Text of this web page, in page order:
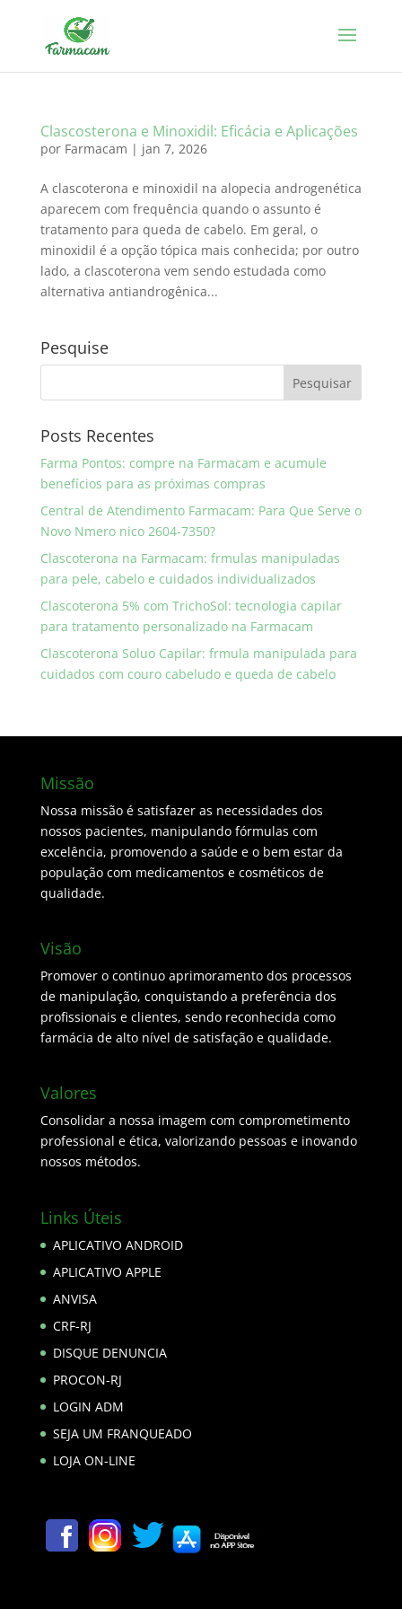
Clascosterona e Minoxidil: Eficácia e Aplicações
por Farmacam | jan 7, 2026
A clascoterona e minoxidil na alopecia androgenética
aparecem com frequência quando o assunto é
tratamento para queda de cabelo. Em geral, o
minoxidil é a opção tópica mais conhecida; por outro
lado, a clascoterona vem sendo estudada como
alternativa antiandrogênica...
Pesquise
Posts Recentes
Farma Pontos: compre na Farmacam e acumule
benefícios para as próximas compras
Central de Atendimento Farmacam: Para Que Serve o
Novo Nmero nico 2604-7350?
Clascoterona na Farmacam: frmulas manipuladas
para pele, cabelo e cuidados individualizados
Clascoterona 5% com TrichoSol: tecnologia capilar
para tratamento personalizado na Farmacam
Clascoterona Soluo Capilar: frmula manipulada para
cuidados com couro cabeludo e queda de cabelo
Missão
Nossa missão é satisfazer as necessidades dos
nossos pacientes, manipulando fórmulas com
excelência, promovendo a saúde e o bem estar da
população com medicamentos e cosméticos de
qualidade.
Visão
Promover o continuo aprimoramento dos processos
de manipulação, conquistando a preferência dos
profissionais e clientes, sendo reconhecida como
farmácia de alto nível de satisfação e qualidade.
Valores
Consolidar a nossa imagem com comprometimento
professional e ética, valorizando pessoas e inovando
nossos métodos.
Links Úteis
APLICATIVO ANDROID
APLICATIVO APPLE
ANVISA
CRF-RJ
DISQUE DENUNCIA
PROCON-RJ
LOGIN ADM
SEJA UM FRANQUEADO
LOJA ON-LINE